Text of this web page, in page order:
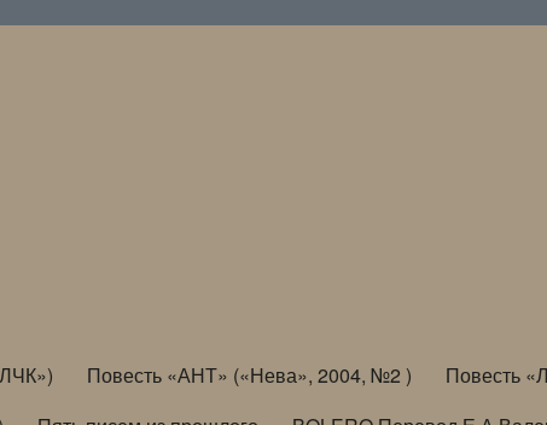
Повесть «АНТ» («Нева», 2004, №2 ) Повесть